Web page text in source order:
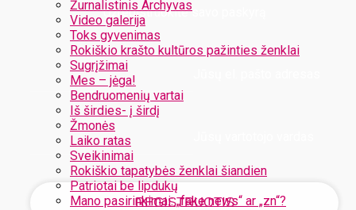
Žurnalistinis Archyvas
Video galerija
Toks gyvenimas
Rokiškio krašto kultūros pažinties ženklai
Sugrįžimai
Mes – jėga!
Bendruomenių vartai
Iš širdies- į širdį
Žmonės
Laiko ratas
Sveikinimai
Rokiškio tapatybės ženklai šiandien
Patriotai be lipdukų
Mano pasirinkimai: „fake news“ ar „zn“?
Užregistruokite savo paskyrą